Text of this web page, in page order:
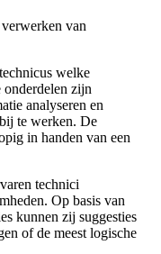
van
welke
zijn
analyseren en
te werken. De
in handen van een
technici
Op basis van
kunnen zij suggesties
of de meest logische